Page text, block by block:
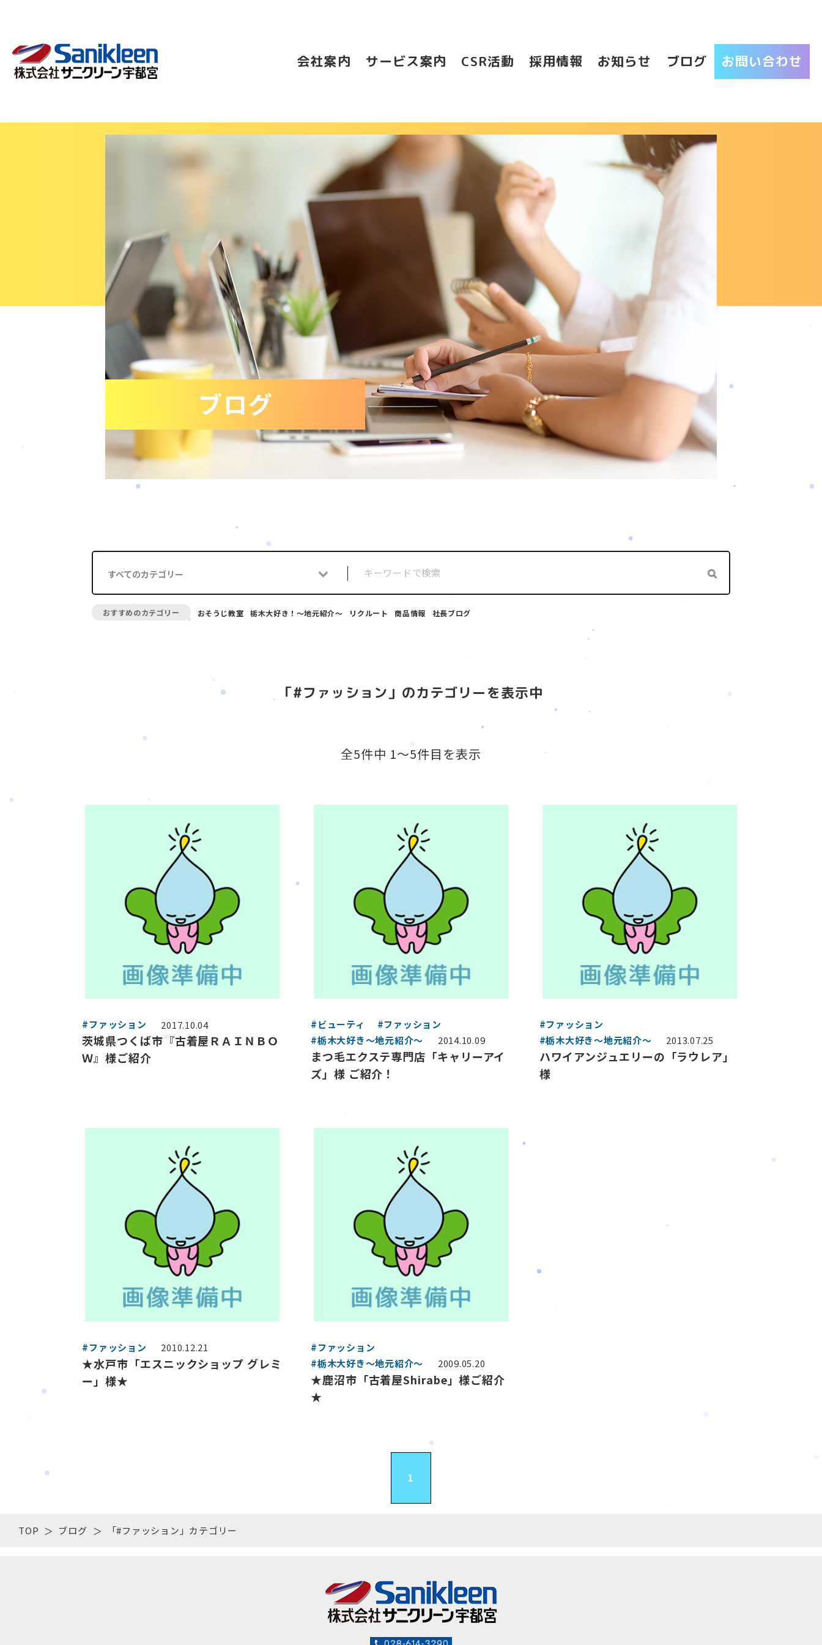
会社案内 サービス案内 CSR活動 採用情報 お知らせ ブログ お問い合わせ
すべてのカテゴリー
おすすめのカテゴリー おそうじ教室 栃木大好き！～地元紹介～ リクルート 商品情報 社長ブログ
「#ファッション」のカテゴリーを表示中
全5件中 1〜5件目を表示
#ファッション 2017.10.04
茨城県つくば市『古着屋ＲＡＩＮＢＯ
Ｗ』様ご紹介
#ビューティ
#ファッション
#栃木大好き～地元紹介～
2014.10.09
まつ毛エクステ専門店「キャリーアイ
ズ」様 ご紹介！
#ファッション
#栃木大好き～地元紹介～
2013.07.25
ハワイアンジュエリーの「ラウレア」
様
#ファッション 2010.12.21
★水戸市「エスニックショップ グレミ
ー」様★
#ファッション
#栃木大好き～地元紹介～
2009.05.20
★鹿沼市「古着屋Shirabe」様ご紹介
★
1
TOP ブログ 「#ファッション」カテゴリー